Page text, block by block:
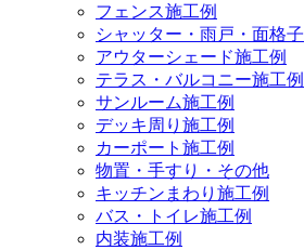
フェンス施工例
シャッター・雨戸・面格子
アウターシェード施工例
テラス・バルコニー施工例
サンルーム施工例
デッキ周り施工例
カーポート施工例
物置・手すり・その他
キッチンまわり施工例
バス・トイレ施工例
内装施工例